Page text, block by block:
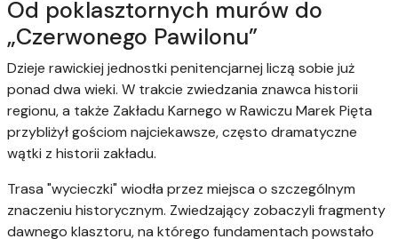
Od poklasztornych murów do
„Czerwonego Pawilonu”
Dzieje rawickiej jednostki penitencjarnej liczą sobie już
ponad dwa wieki. W trakcie zwiedzania znawca historii
regionu, a także Zakładu Karnego w Rawiczu Marek Pięta
przybliżył gościom najciekawsze, często dramatyczne
wątki z historii zakładu.
Trasa "wycieczki" wiodła przez miejsca o szczególnym
znaczeniu historycznym. Zwiedzający zobaczyli fragmenty
dawnego klasztoru, na którego fundamentach powstało